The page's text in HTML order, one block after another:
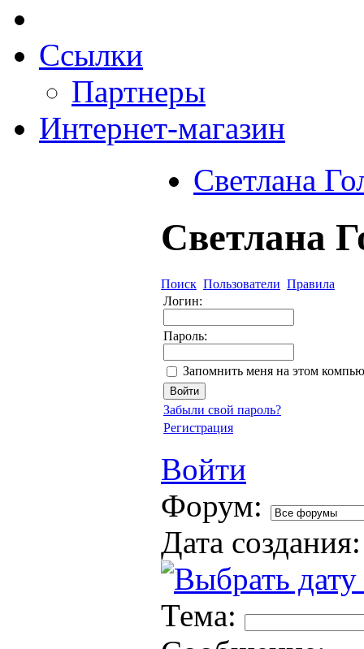
Ссылки
Партнеры
Интернет-магазин
Светлана
Светлана
Поиск Пользователи Правила
Логин:
Пароль:
Запомнить меня на этом
Забыли свой пароль?
Регистрация
Войти
Форум:
Дата создания:
Тема: